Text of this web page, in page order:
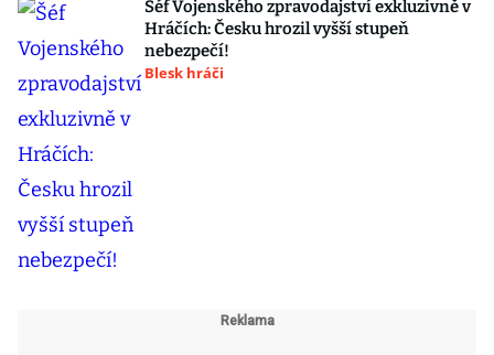
Šéf Vojenského zpravodajství exkluzivně v
Hráčích: Česku hrozil vyšší stupeň
nebezpečí!
Blesk hráči